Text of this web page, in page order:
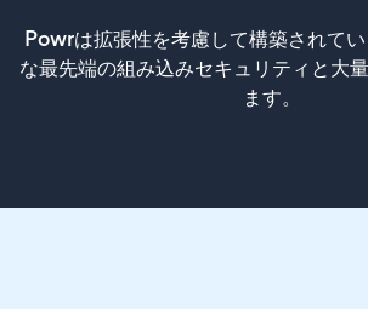
Powrは拡張性を考慮して構築されて
な最先端の組み込みセキュリティと大
ます。